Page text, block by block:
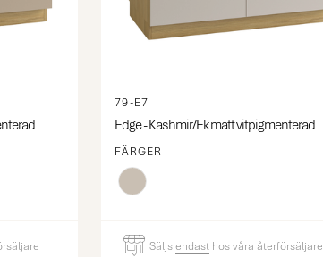
79-E7
Edge - Kashmir/Ek matt vitpigmenterad
FÄRGER
Säljsendast hos våra återförsäljare